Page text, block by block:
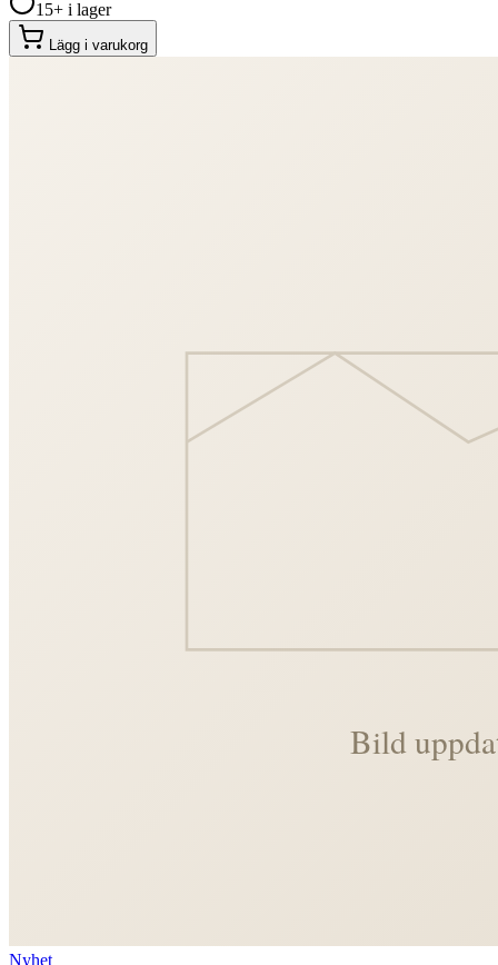
15+ i lager
Lägg i varukorg
Nyhet